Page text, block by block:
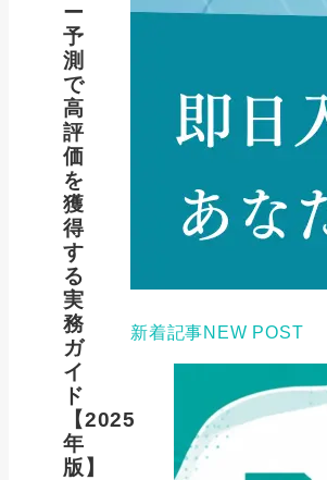
ー
予
測
で
高
評
価
を
獲
得
す
る
実
務
ガ
イ
ド
【2025
年
版】
新着記事NEW POST